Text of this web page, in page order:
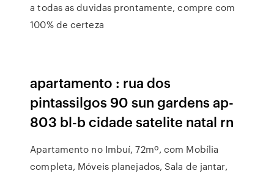
a todas as duvidas prontamente, compre com
100% de certeza
apartamento : rua dos
pintassilgos 90 sun gardens ap-
803 bl-b cidade satelite natal rn
Apartamento no Imbuí, 72mº, com Mobília
completa, Móveis planejados, Sala de jantar,